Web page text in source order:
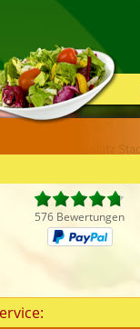
576 Bewertungen